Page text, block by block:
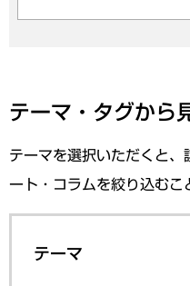
テーマ・タグから
テーマを選択いただくと
ート・コラムを絞り込むこ
テーマ